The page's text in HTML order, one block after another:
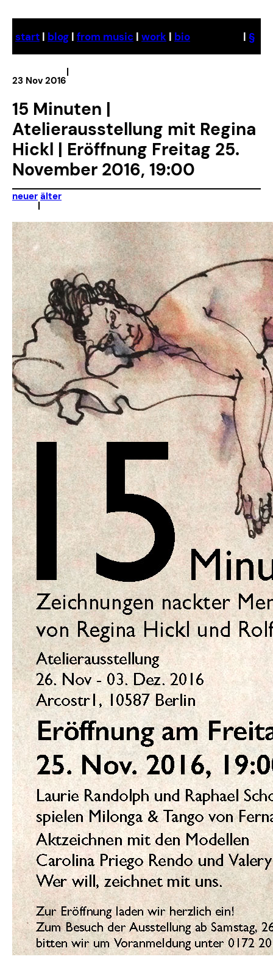
content
start | blog | from music | work | bio | §
23 Nov 2016
|
15 Minuten |
Atelierausstellung mit Regina
Hickl | Eröffnung Freitag 25.
November 2016, 19:00
neuer
|
älter